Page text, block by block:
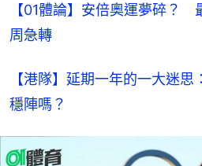
【01體論】安倍奧運夢碎？
周急轉
【港隊】延期一年的一大迷
穩陣嗎？